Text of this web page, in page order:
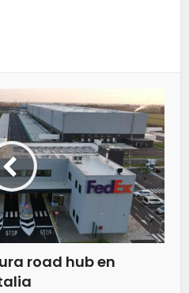
road hub en